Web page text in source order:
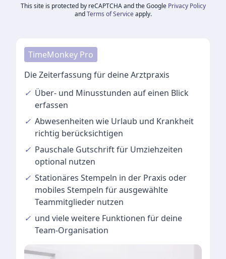
This site is protected by reCAPTCHA and the Google Privacy Policy
and Terms of Service apply.
TimeMonkey Pro
Die Zeiterfassung für deine Arztpraxis
✓ Über- und Minusstunden auf einen Blick
erfassen
✓ Abwesenheiten wie Urlaub und Krankheit
richtig berücksichtigen
✓ Pauschale Gutschriftfür Umziehzeiten
optional nutzen
✓ Stationäres Stempeln in der Praxis oder
mobiles Stempeln für ausgewählte
Teammitglieder nutzen
✓ und vieleweitere Funktionen für deine
Team-Organisation